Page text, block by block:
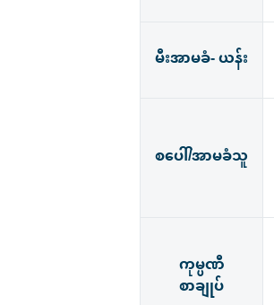
မီးအာမခံ- ယန်း
စပေါ်/အာမခံသူ
ကုမ္ပဏီ
စာချုပ်